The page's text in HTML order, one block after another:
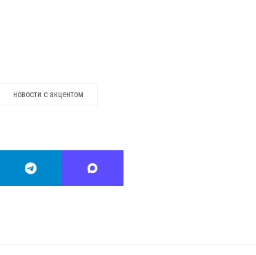
новости с акцентом